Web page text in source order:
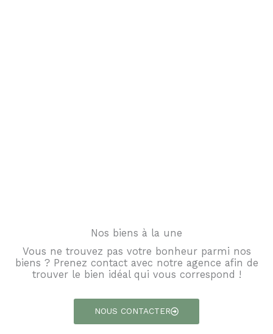
Nos biens à la une
Vous ne trouvez pas votre bonheur parmi nos
biens ? Prenez contact avec notre agence afin de
trouver le bien idéal qui vous correspond !
NOUS CONTACTER